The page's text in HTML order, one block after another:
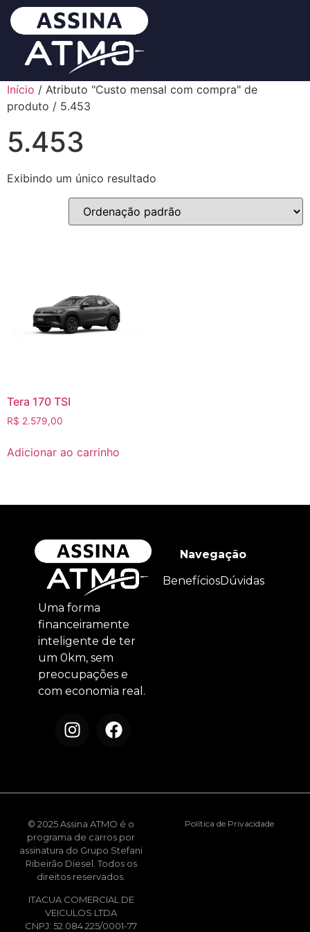
Início / Atributo "Custo mensal com compra" de
produto / 5.453
5.453
Exibindo um único resultado
Tera 170 TSI
R$ 2.579,00
Adicionar ao carrinho
Uma forma
financeiramente
inteligente de ter
um 0km, sem
preocupações e
com economia real.
Navegação
BenefíciosDúvidas
© 2025 Assina ATMO é o
programa de carros por
assinatura do Grupo Stefani
Ribeirão Diesel. Todos os
direitos reservados.
ITACUA COMERCIAL DE
VEICULOS LTDA
CNPJ: 52.084.225/0001-77
Política de Privacidade